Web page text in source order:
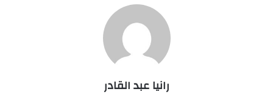
رانيا عبد القادر